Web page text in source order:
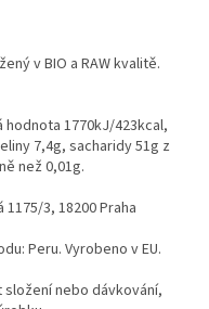
v BIO a RAW kvalitě.
1770kJ/423kcal,
7,4g, sacharidy 51g z
než 0,01g.
3, 18200 Praha
Peru. Vyrobeno v EU.
nebo dávkování,